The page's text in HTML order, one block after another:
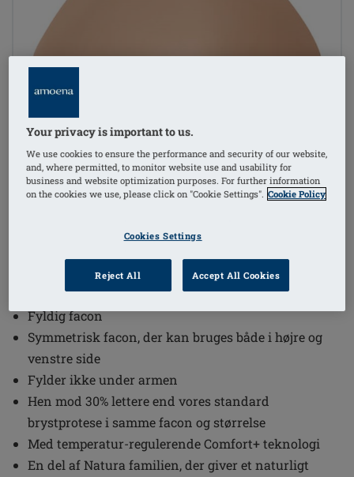
Ref. nr: 391 Natura Light 3S
Fyldig facon
Symmetrisk facon, der kan bruges både i højre og
venstre side
Fylder ikke under armen
Hen mod 30% lettere end vores standard
brystprotese i samme facon og størrelse
Med temperatur-regulerende Comfort+ teknologi
En del af Natura familien, der giver et naturligt
Your privacy is important to us.
We use cookies to ensure the performance and security of our website,
and, where permitted, to monitor website use and usability for
business and website optimization purposes. For further information
on the cookies we use, please click on "Cookie Settings". Cookie Policy
Cookies Settings
Reject All Accept All Cookies